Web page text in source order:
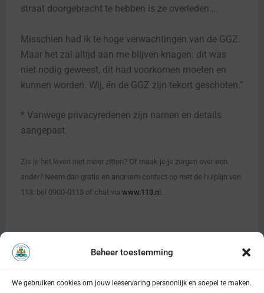
Beheer toestemming
We gebruiken cookies om jouw leeservaring persoonlijk en soepel te maken.
straat doorgebracht te hebben is ze overleden…
Misschien had ik te hoge verwachtingen van de GGZ.
Maar het zal altijd aan me blijven knagen: dit was
niet nodig geweest, dit had voorkomen moeten en
kunnen worden. Wij, én de GGZ zijn tekort geschoten.”
* Vanwege privacyredenen zijn namen en details
aangepast.
Zie je het leven niet meer zitten? Of maak je je zorgen over een
ander? Neem dan gratis en anoniem contact op met de hulplijn van
113: bel 0900-0113 of chat via www.113.nl